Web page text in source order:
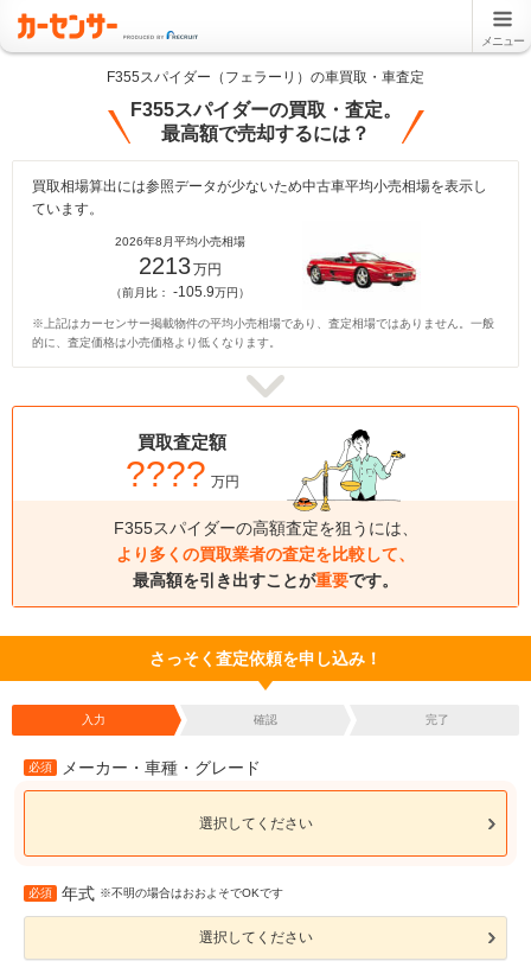
メニュー
F355スパイダー（フェラーリ）の車買取・車査定
F355スパイダーの買取・査定。
最高額で売却するには？
買取相場算出には参照データが少ないため中古車平均小売相場を表示し
ています。
2026年8月平均小売相場
2213万円
（前月比： -105.9万円）
※上記はカーセンサー掲載物件の平均小売相場であり、査定相場ではありません。一般
的に、査定価格は小売価格より低くなります。
買取査定額
???? 万円
F355スパイダーの高額査定を狙うには、
より多くの買取業者の査定を比較して、
最高額を引き出すことが重要です。
さっそく査定依頼を申し込み！
入力 確認 完了
必須 メーカー・車種・グレード
選択してください
必須 年式 ※不明の場合はおおよそでOKです
選択してください